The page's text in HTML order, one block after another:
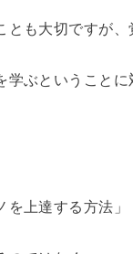
とも大切ですが、
学ぶということ
を上達する方法」